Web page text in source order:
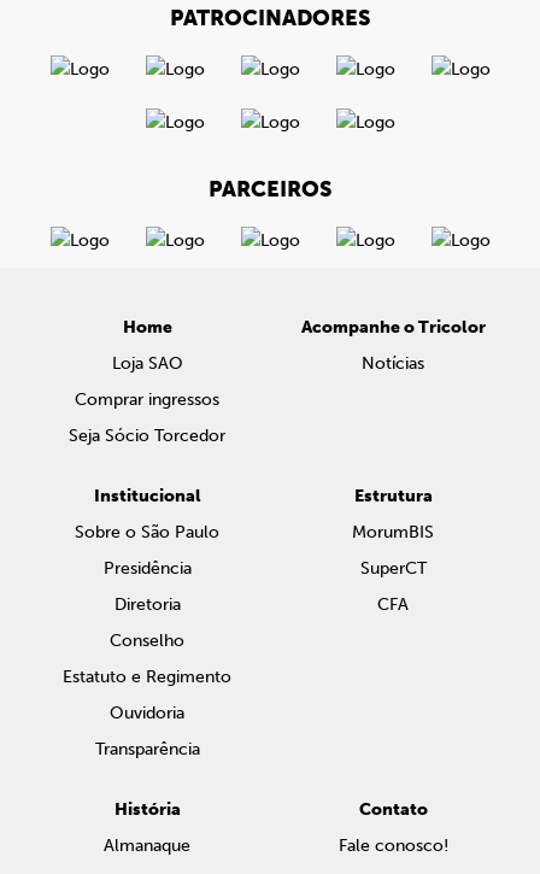
PATROCINADORES
PARCEIROS
Home
Loja SAO
Comprar ingressos
Seja Sócio Torcedor
Acompanhe o Tricolor
Notícias
Institucional
Sobre o São Paulo
Presidência
Diretoria
Conselho
Estatuto e Regimento
Ouvidoria
Transparência
Estrutura
MorumBIS
SuperCT
CFA
História
Almanaque
Contato
Fale conosco!